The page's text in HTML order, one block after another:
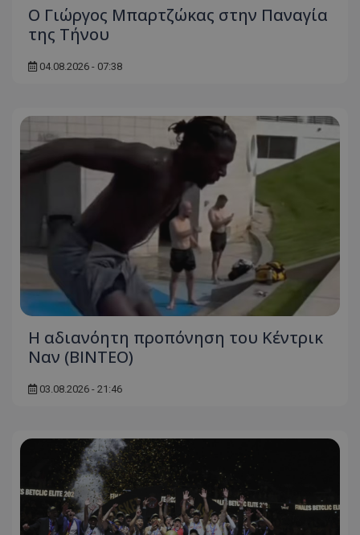
Ο Γιώργος Μπαρτζώκας στην Παναγία
της Τήνου
04.08.2026 - 07:38
Η αδιανόητη προπόνηση του Κέντρικ
Ναν (BINTEO)
03.08.2026 - 21:46